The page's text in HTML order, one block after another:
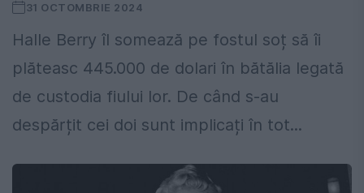
31 OCTOMBRIE 2024
Halle Berry îl somează pe fostul soț să îi
plăteasc 445.000 de dolari în bătălia legată
de custodia fiului lor. De când s-au
despărțit cei doi sunt implicați în tot...